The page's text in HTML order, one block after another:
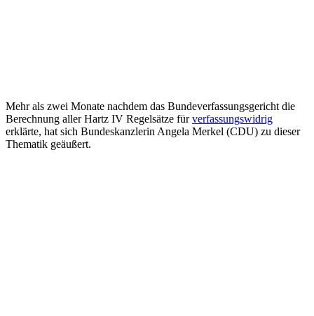
Mehr als zwei Monate nachdem das Bundeverfassungsgericht die
Berechnung aller Hartz IV Regelsätze fürverfassungswidrig
erklärte, hat sich Bundeskanzlerin Angela Merkel (CDU) zu dieser
Thematik geäußert.